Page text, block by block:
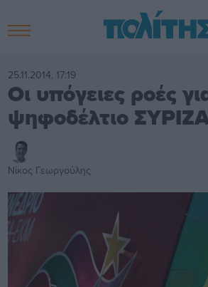
25.11.2014, 17:19
Οι υπόγειες ροές
ψηφοδέλτιο
Νίκος Γεωργούλης